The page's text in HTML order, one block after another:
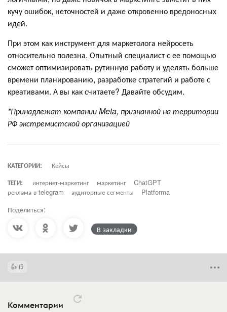
кучу ошибок, неточностей и даже откровенно вредоносных
идей.
При этом как инструмент для маркетолога нейросеть
относительно полезна. Опытный специалист с ее помощью
сможет оптимизировать рутинную работу и уделять больше
времени планированию, разработке стратегий и работе с
креативами. А вы как считаете? Давайте обсудим.
*Принадлежат компании Meta, признанной на территории
РФ экстремистской организацией
КАТЕГОРИИ:
Кейсы
ТЕГИ:
интернет-маркетинг маркетинг
ChatGPT
реклама в telegram
аудиторные сегменты Platforma
Поделиться:
В закладки
13
Комментарии